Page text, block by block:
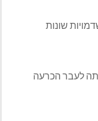
שונות
לעבר הכרעה